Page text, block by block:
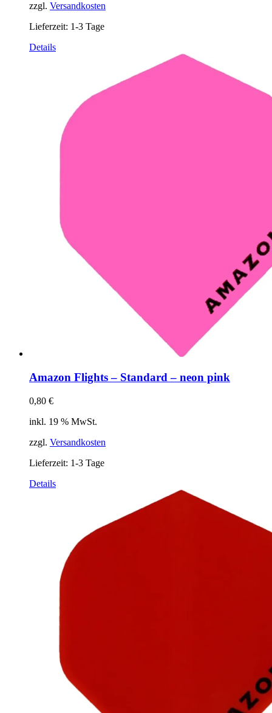
zzgl. Versandkosten
Lieferzeit: 1-3 Tage
Details
Amazon Flights – Standard – neon pink
0,80 €
inkl. 19 % MwSt.
zzgl. Versandkosten
Lieferzeit: 1-3 Tage
Details